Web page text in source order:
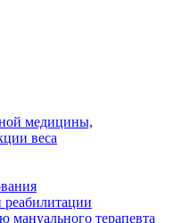
медицины,
веса
реабилитации
мануального терапевта